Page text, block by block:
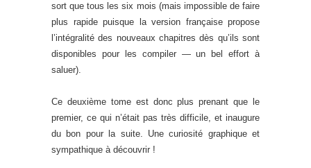
sort que tous les six mois (mais impossible de faire
plus rapide puisque la version française propose
l’intégralité des nouveaux chapitres dès qu’ils sont
disponibles pour les compiler — un bel effort à
saluer).
Ce deuxième tome est donc plus prenant que le
premier, ce qui n’était pas très difficile, et inaugure
du bon pour la suite. Une curiosité graphique et
sympathique à découvrir !